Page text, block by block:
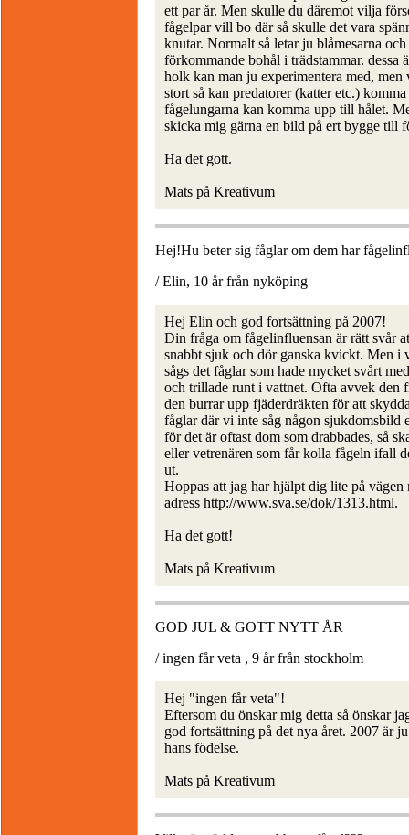
ett par år. Men skulle du däremot vilja
fågelpar vill bo där så skulle det vara
knutar. Normalt så letar ju blåmesarna
förkommande bohål i trädstammar.
holk kan man ju experimentera med,
stort så kan predatorer (katter etc.)
fågelungarna kan komma upp till hålet.
skicka mig gärna en bild på ert bygge till
Ha det gott.
Mats på Kreativum
Hej!Hu beter sig fåglar om dem har
/ Elin, 10 år från nyköping
Hej Elin och god fortsättning på 2007!
Din fråga om fågelinfluensan är rätt svår
snabbt sjuk och dör ganska kvickt. Men i
sågs det fåglar som hade mycket svårt
och trillade runt i vattnet. Ofta avvek den
den burrar upp fjäderdräkten för att
fåglar där vi inte såg någon sjukdomsbild
för det är oftast dom som drabbades, så
eller vetrenären som får kolla fågeln ifall
ut.
Hoppas att jag har hjälpt dig lite på
adress http://www.sva.se/dok/1313.html.
Ha det gott!
Mats på Kreativum
GOD JUL & GOTT NYTT ÅR
/ ingen får veta , 9 år från stockholm
Hej "ingen får veta"!
Eftersom du önskar mig detta så önskar
god fortsättning på det nya året. 2007 är
hans födelse.
Mats på Kreativum